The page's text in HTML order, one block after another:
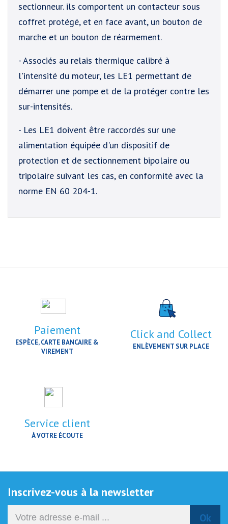
sectionneur. ils comportent un contacteur sous
coffret protégé, et en face avant, un bouton de
marche et un bouton de réarmement.
- Associés au relais thermique calibré à
l'intensité du moteur, les LE1 permettant de
démarrer une pompe et de la protéger contre les
sur-intensités.
- Les LE1 doivent être raccordés sur une
alimentation équipée d'un dispositif de
protection et de sectionnement bipolaire ou
tripolaire suivant les cas, en conformité avec la
norme EN 60 204-1.
Paiement
ESPÈCE, CARTE BANCAIRE &
VIREMENT
Click and Collect
ENLÈVEMENT SUR PLACE
Service client
À VOTRE ÉCOUTE
Inscrivez-vous à la newsletter